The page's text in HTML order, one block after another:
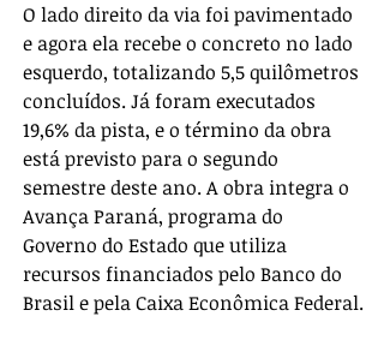
O lado direito da via foi pavimentado
e agora ela recebe o concreto no lado
esquerdo, totalizando 5,5 quilômetros
concluídos. Já foram executados
19,6% da pista, e o término da obra
está previsto para o segundo
semestre deste ano. A obra integra o
Avança Paraná, programa do
Governo do Estado que utiliza
recursos financiados pelo Banco do
Brasil e pela Caixa Econômica Federal.